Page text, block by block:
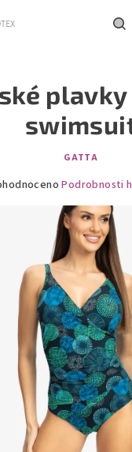
plavky
GATTA
Podrobnosti